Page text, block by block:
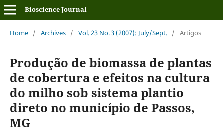
Bioscience Journal
Home / Archives / Vol. 23 No. 3 (2007): July/Sept. / Artigos
Produção de biomassa de plantas
de cobertura e efeitos na cultura
do milho sob sistema plantio
direto no município de Passos,
MG